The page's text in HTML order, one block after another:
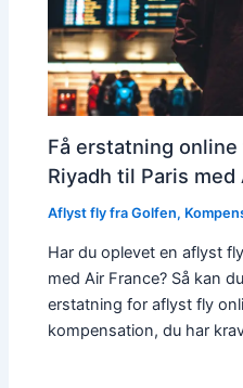
Få erstatning
Riyadh til Paris med
Aflyst fly fra Golfen,
Har du oplevet en aflyst
med Air France? Så kan
erstatning for aflyst fly
kompensation, du har